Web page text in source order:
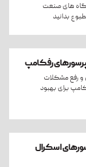
های صنعت
بدانید
رفکامپ
رفع مشکلات
برای بهبود
اسکرال